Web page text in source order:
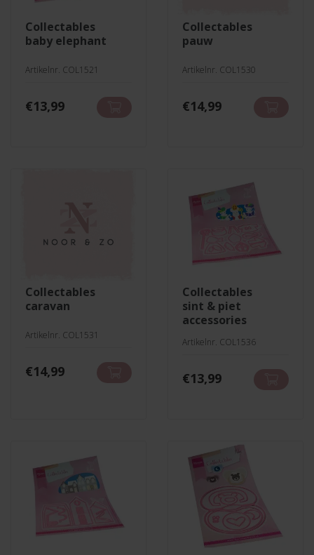
collectables
baby elephant
Artikelnr. COL1521
€13,99
collectables
pauw
Artikelnr. COL1530
€14,99
collectables
caravan
Artikelnr. COL1531
€14,99
collectables
sint & piet
accessories
Artikelnr. COL1536
€13,99